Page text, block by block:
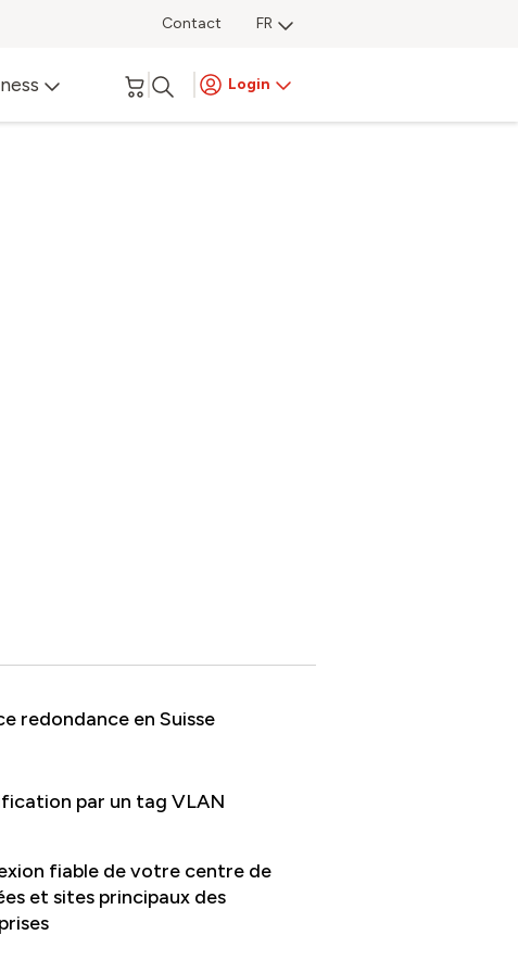
Contact FR
Login
redondance en Suisse
par un tag VLAN
fiable de votre centre de
et sites principaux des